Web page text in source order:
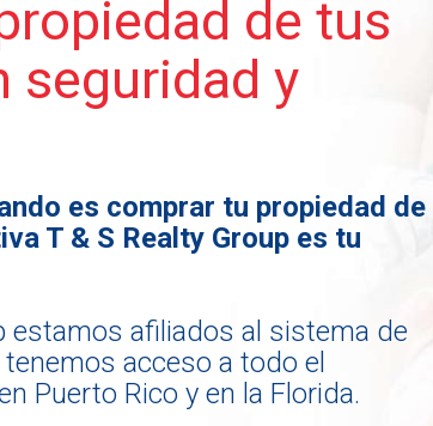
de tus
seguridad y
es comprar tu propiedad de
T & S Realty Group es tu
estamos afiliados al sistema de
acceso a todo el
Puerto Rico y en la Florida.